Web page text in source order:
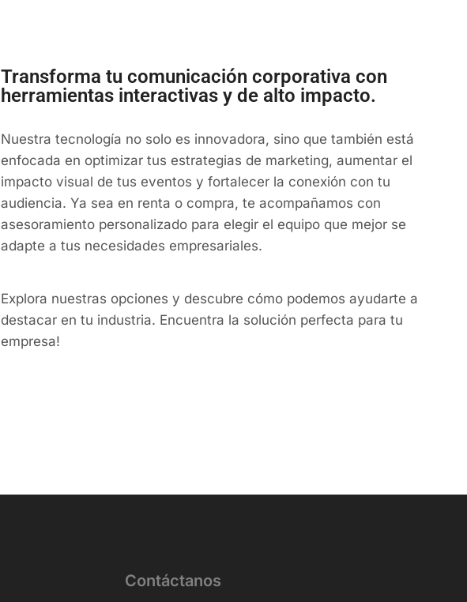
Transforma tu comunicación corporativa con
herramientas interactivas y de alto impacto.
Nuestra tecnología no solo es innovadora, sino que también está
enfocada en optimizar tus estrategias de marketing, aumentar el
impacto visual de tus eventos y fortalecer la conexión con tu
audiencia. Ya sea en renta o compra, te acompañamos con
asesoramiento personalizado para elegir el equipo que mejor se
adapte a tus necesidades empresariales.
Explora nuestras opciones y descubre cómo podemos ayudarte a
destacar en tu industria. Encuentra la solución perfecta para tu
empresa!
Contáctanos